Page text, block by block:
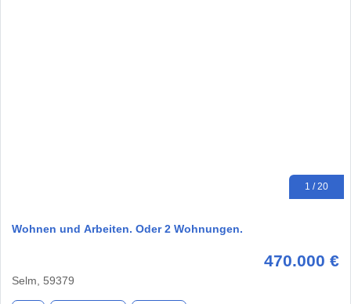
1 / 20
Wohnen und Arbeiten. Oder 2 Wohnungen.
470.000 €
Selm, 59379